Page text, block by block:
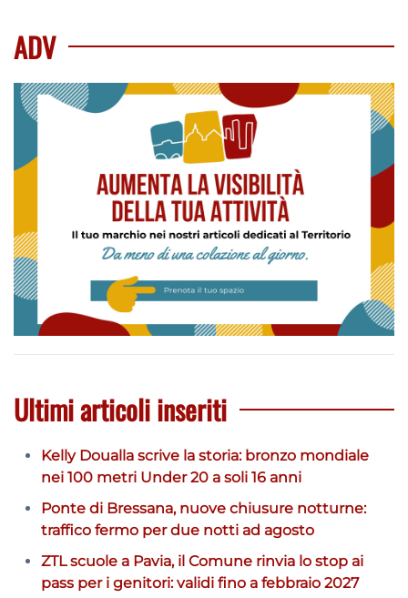
ADV
Ultimi articoli inseriti
Kelly Doualla scrive la storia: bronzo mondiale
nei 100 metri Under 20 a soli 16 anni
Ponte di Bressana, nuove chiusure notturne:
traffico fermo per due notti ad agosto
ZTL scuole a Pavia, il Comune rinvia lo stop ai
pass per i genitori: validi fino a febbraio 2027